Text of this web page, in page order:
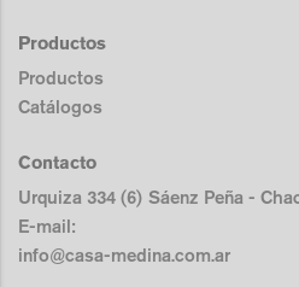
Productos
Productos
Catálogos
Contacto
Urquiza 334 (6) Sáenz Peña -
E-mail:
info@casa-medina.com.ar